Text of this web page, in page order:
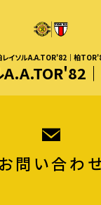
レイソルA.A.TOR'82｜柏
A.A.TOR'82
お問い合わ